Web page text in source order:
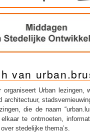
van
Urban lezingen,
architectuur,
die de naam
te ontmoeten,
stedelijke thema’s.